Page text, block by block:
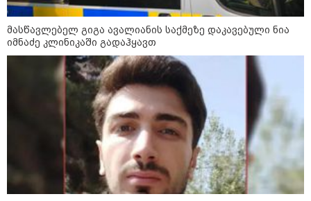
12:20 / 04-08-2026
"როცა კანონიკიდან
გამომდინარე, მართებულად
მიგვაჩნია, რომ ადამიანის
გასვენება ტაძრიდან არ მოხდეს,
ეს მგლოვიარეს ისეთი
სიყვარულითა უნდა ავუხსნათ,
რომ შფოთვა არ დაიბადოს" -
დედა სიდონია
16:02 / 03-08-2026
"15 წლის წინ ჩადენილი
დანაშაული, 5-ჯერ შეცვლილი
მოსამართლე, 4-ჯერ თავიდან
დაწყებული საქმე... მადლობა
პროკურატურას, მათ გარეშე ეს
შედეგი არ დადგებოდა" - ქეთა
ხარძიანი
მასწავლებელ გიგა ავალიანის საქმეზე დაკავებული ნია
იმნაძე კლინიკაში გადაჰყავთ